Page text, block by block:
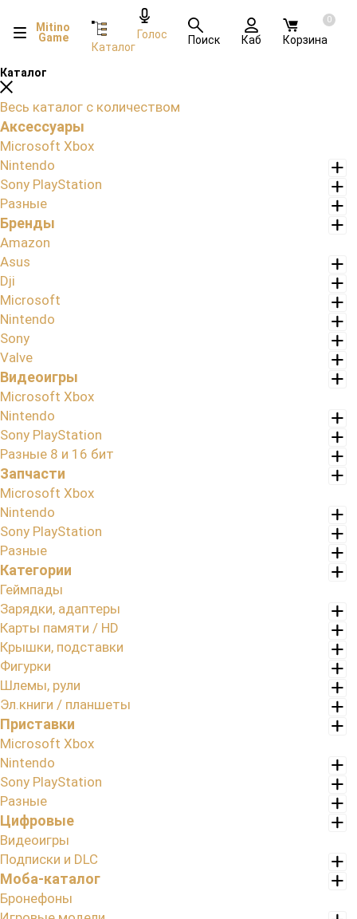
Mitino
Game
Каталог
Голос Поиск Каб
0
Корзина
Каталог
Весь каталог с количеством
Аксессуары
Microsoft Xbox
Nintendo
Sony PlayStation
Разные
Бренды
Amazon
Asus
Dji
Microsoft
Nintendo
Sony
Valve
Видеоигры
Microsoft Xbox
Nintendo
Sony PlayStation
Разные 8 и 16 бит
Запчасти
Microsoft Xbox
Nintendo
Sony PlayStation
Разные
Категории
Геймпады
Зарядки, адаптеры
Карты памяти / HD
Крышки, подставки
Фигурки
Шлемы, рули
Эл.книги / планшеты
Приставки
Microsoft Xbox
Nintendo
Sony PlayStation
Разные
Цифровые
Видеоигры
Подписки и DLC
Моба-каталог
Бронефоны